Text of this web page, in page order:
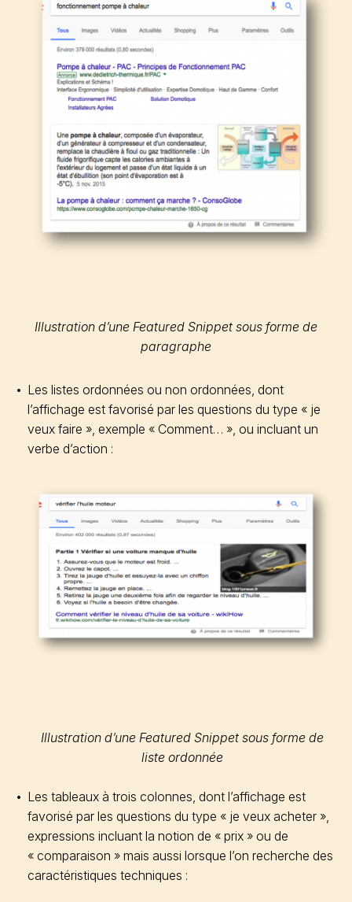
Illustration d’une Featured Snippet sous forme de
paragraphe
Les listes ordonnées ou non ordonnées, dont
l’affichage est favorisé par les questions du type « je
veux faire », exemple « Comment… », ou incluant un
verbe d’action :
Illustration d’une Featured Snippet sous forme de
liste ordonnée
Les tableaux à trois colonnes, dont l’affichage est
favorisé par les questions du type « je veux acheter »,
expressions incluant la notion de « prix » ou de
« comparaison » mais aussi lorsque l’on recherche des
caractéristiques techniques :